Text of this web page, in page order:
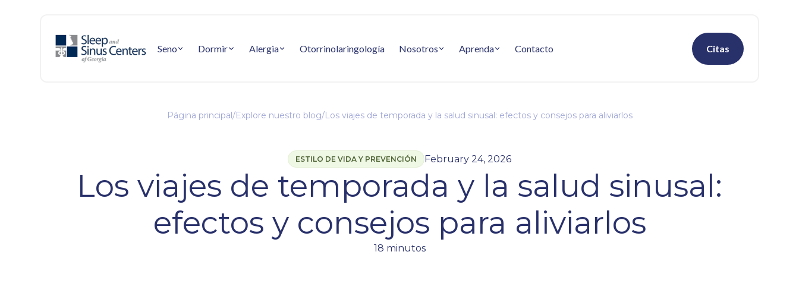
Seno Dormir Alergia Otorrinolaringología Nosotros Aprenda Contacto Citas
Página principal/Explore nuestro blog/Los viajes de temporada y la salud sinusal: efectos y consejos para aliviarlos
ESTILO DE VIDA Y PREVENCIÓN February 24, 2026
Los viajes de temporada y la salud sinusal:
efectos y consejos para aliviarlos
18 minutos